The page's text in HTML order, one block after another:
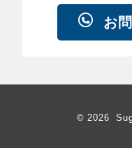
お
© 2026